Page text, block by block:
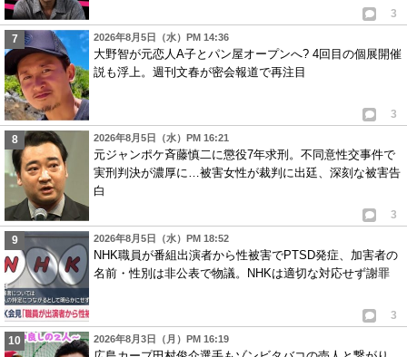
3
2026年8月5日（水）PM 14:36
大野智が元恋人A子とパン屋オープンへ? 4回目の個展開催
説も浮上。週刊文春が密会報道で再注目
3
2026年8月5日（水）PM 16:21
元ジャンポケ斉藤慎二に懲役7年求刑。不同意性交事件で
実刑判決が濃厚に…被害女性が裁判に出廷、深刻な被害告
白
3
2026年8月5日（水）PM 18:52
NHK職員が番組出演者から性被害でPTSD発症、加害者の
名前・性別は非公表で物議。NHKは適切な対応せず謝罪
3
2026年8月3日（月）PM 16:19